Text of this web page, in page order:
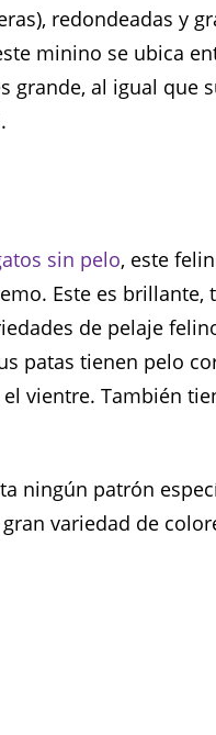
redondeadas y
minino se ubica
grande, al igual que
sin pelo, este
Este es brillante,
de pelaje
patas tienen pelo
el vientre. También
ningún patrón
variedad de